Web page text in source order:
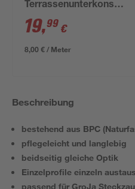
anthrazit 2500 x 60 x
30 mm
19,99 €
8,00 € / Meter
Beschreibung
bestehend aus BPC
pflegeleicht und langlebig
beidseitig gleiche Optik
Einzelprofile einzeln
passend für GroJa